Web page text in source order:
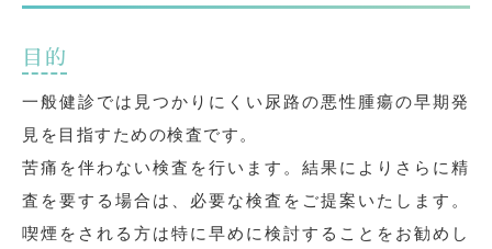
目的
一般健診では見つかりにくい尿路の悪性腫瘍の早期発
見を目指すための検査です。
苦痛を伴わない検査を行います。結果によりさらに精
査を要する場合は、必要な検査をご提案いたします。
喫煙をされる方は特に早めに検討することをお勧めし